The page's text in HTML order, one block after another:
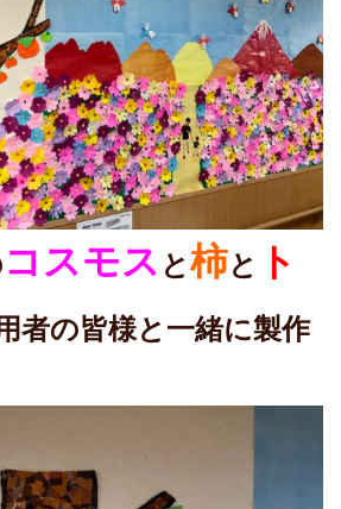
コスモス と柿と ト
者の皆様と一緒に製作